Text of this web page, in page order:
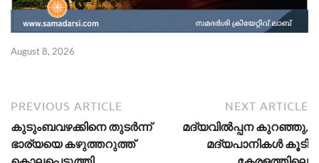
August 8, 2026
PREVIOUS ARTICLE
കുടുംബവഴക്കിനെ തുടർന്ന്
ഭാര്യയെ കഴുത്തറുത്ത്
NEXT ARTICLE
മദ്യവിൽപ്പന കുറഞ്ഞു,
മദ്യപാനികൾ കൂടി